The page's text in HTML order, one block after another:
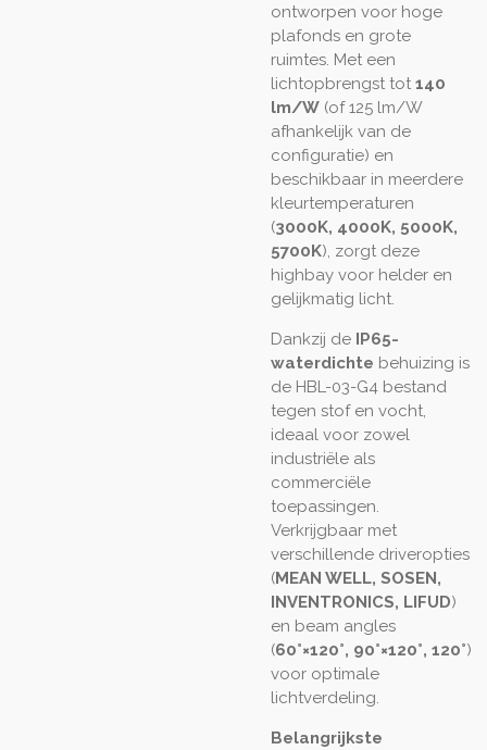
ontworpen voor hoge
plafonds en grote
ruimtes. Met een
lichtopbrengst tot 140
lm/W (of 125 lm/W
afhankelijk van de
configuratie) en
beschikbaar in meerdere
kleurtemperaturen
(3000K, 4000K, 5000K,
5700K), zorgt deze
highbay voor helder en
gelijkmatig licht.
Dankzij de IP65-
waterdichte behuizing is
de HBL-03-G4 bestand
tegen stof en vocht,
ideaal voor zowel
industriële als
commerciële
toepassingen.
Verkrijgbaar met
verschillende driveropties
(MEAN WELL, SOSEN,
INVENTRONICS, LIFUD)
en beam angles
(60°×120°, 90°×120°, 120°)
voor optimale
lichtverdeling.
Belangrijkste